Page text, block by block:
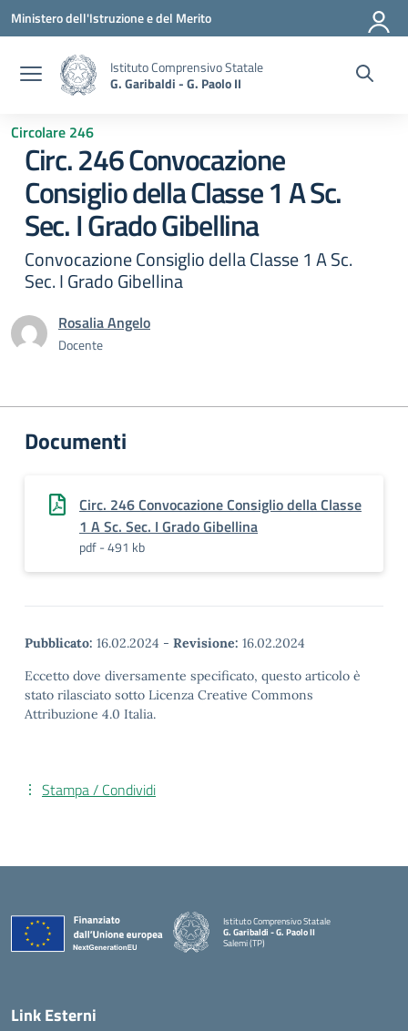
Vai ai contenuti
Vai al menu di navigazione
Vai al footer
Ministero dell'Istruzione e del Merito
Istituto Comprensivo Statale
G. Garibaldi - G. Paolo II
Circolare 246
Circ. 246 Convocazione
Consiglio della Classe 1 A Sc.
Sec. I Grado Gibellina
Convocazione Consiglio della Classe 1 A Sc.
Sec. I Grado Gibellina
Rosalia Angelo
Docente
Documenti
Circ. 246 Convocazione Consiglio della Classe
1 A Sc. Sec. I Grado Gibellina
pdf - 491 kb
Pubblicato: 16.02.2024 - Revisione: 16.02.2024
Eccetto dove diversamente specificato, questo articolo è
stato rilasciato sotto Licenza Creative Commons
Attribuzione 4.0 Italia.
Stampa / Condividi
Istituto Comprensivo Statale
G. Garibaldi - G. Paolo II
Salemi (TP)
Link Esterni